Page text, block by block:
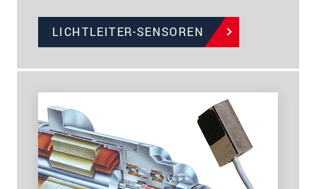
LICHTLEITER-SENSOREN